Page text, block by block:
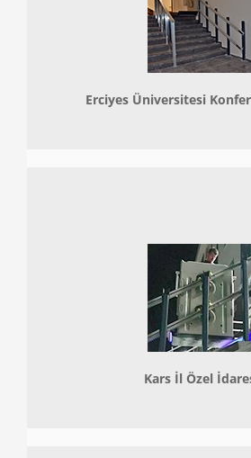
Erciyes Üniversitesi
Kars İl Özel